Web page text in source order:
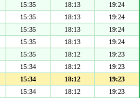
15:35 18:13
19:24
15:35 18:13
19:24
15:35 18:13
19:24
15:35 18:13
19:24
15:35 18:12
19:23
15:34 18:12
19:23
15:34 18:12
19:23
15:34 18:12
19:23